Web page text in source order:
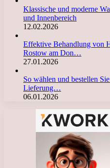
Klassische und moderne
und Innenbereich
12.02.2026
Effektive Behandlung von
Rostow am Don…
27.01.2026
So wählen und bestellen
Lieferung…
06.01.2026